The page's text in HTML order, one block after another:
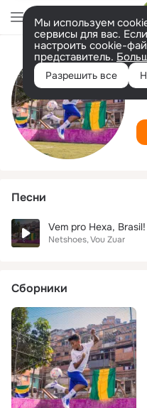
Мы используем
сервисы для вас.
настроить cookie-
представитель.
Разрешить все
Песни
Vem pro Hexa, Brasil!
Netshoes Vou Zuar
Сборники